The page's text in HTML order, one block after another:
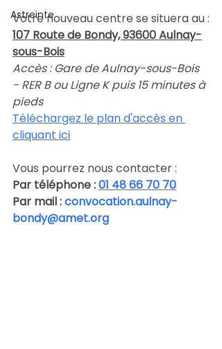
Astreinte
Votre nouveau centre se situera au :
107 Route de Bondy, 93600 Aulnay-
sous-Bois
Accès : Gare de Aulnay-sous-Bois
- RER B ou Ligne K puis 15 minutes à
pieds
Téléchargez le plan d'accès en
cliquant ici
Vous pourrez nous contacter :
Par téléphone : 01 48 66 70 70
Par mail : convocation.aulnay-
bondy@amet.org